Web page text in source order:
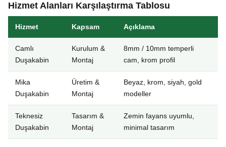
Hizmet Alanları Karşılaştırma Tablosu
Hizmet Kapsam Açıklama
Camlı
Duşakabin
Kurulum &
Montaj
8mm / 10mm temperli
cam, krom profil
Mika
Duşakabin
Üretim &
Montaj
Beyaz, krom, siyah, gold
modeller
Teknesiz
Duşakabin
Tasarım &
Montaj
Zemin fayans uyumlu,
minimal tasarım